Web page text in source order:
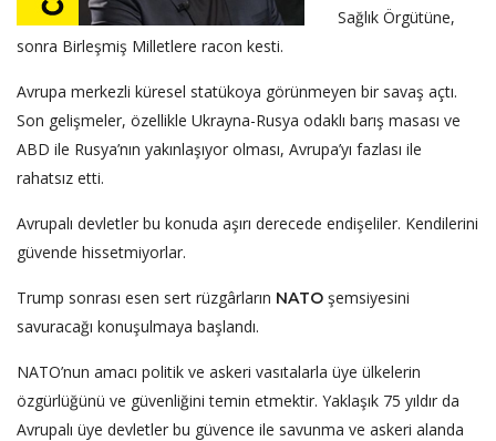
Sağlık Örgütüne,
sonra Birleşmiş Milletlere racon kesti.
Avrupa merkezli küresel statükoya görünmeyen bir savaş açtı.
Son gelişmeler, özellikle Ukrayna-Rusya odaklı barış masası ve
ABD ile Rusya’nın yakınlaşıyor olması, Avrupa’yı fazlası ile
rahatsız etti.
Avrupalı devletler bu konuda aşırı derecede endişeliler. Kendilerini
güvende hissetmiyorlar.
Trump sonrası esen sert rüzgârların NATO şemsiyesini
savuracağı konuşulmaya başlandı.
NATO’nun amacı politik ve askeri vasıtalarla üye ülkelerin
özgürlüğünü ve güvenliğini temin etmektir. Yaklaşık 75 yıldır da
Avrupalı üye devletler bu güvence ile savunma ve askeri alanda